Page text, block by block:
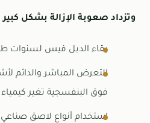
وتزداد صعوبة الإزالة بشكل كبير
بقاء الدبل فيس لسنوات
التعرض المباشر والدائم
فوق البنفسجية تغير كيمياء
استخدام أنواع لاصق